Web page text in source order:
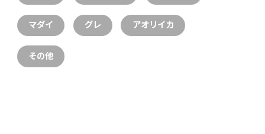
マダイ グレ アオリイカ
その他